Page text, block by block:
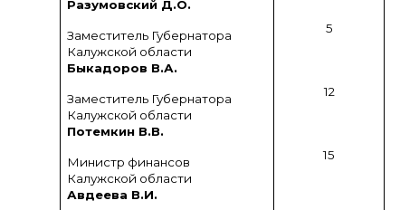
Разумовский Д.О.
Заместитель Губернатора
Калужской области
Быкадоров В.А.
5
Заместитель Губернатора
Калужской области
Потемкин В.В.
12
Министр финансов
Калужской области
Авдеева В.И.
15